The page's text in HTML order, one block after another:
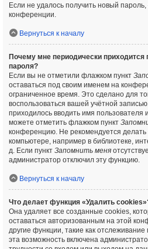
Если не удалось получить новый
конференции.
Вернуться к началу
Почему мне периодически приходится
пароля?
Если вы не отметили флажком пункт
оставаться под своим именем на
ограниченное время. Это сделано для
воспользоваться вашей учётной
приходилось вводить имя пользователя
можете отметить флажком пункт
конференцию. Не рекомендуется
компьютере, например в библиотеке,
д. Если пункт Запомнить меня
администратор отключил эту функцию.
Вернуться к началу
Что делает функция «Удалить
Она удаляет все созданные cookies,
оставаться авторизованным на этой
другие функции, такие как
эта возможность включена